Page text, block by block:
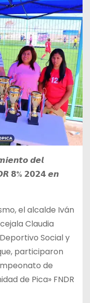
𝙙𝙚𝙡
𝟴% 𝟮𝟬𝟮𝟰 𝙚𝙣
el alcalde Iván
Claudia
Social y
participaron
de
de Pica» FNDR